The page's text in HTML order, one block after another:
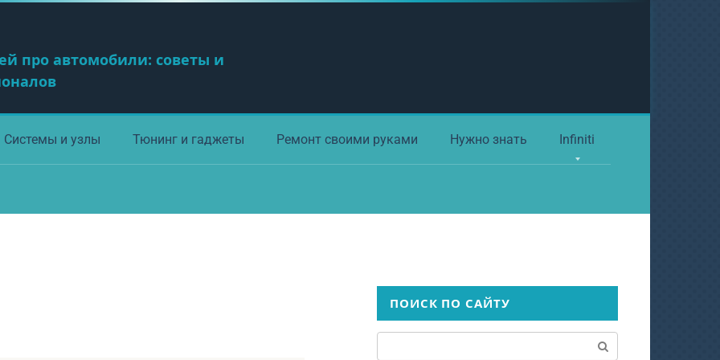
про автомобили: советы и
Системы и узлы Тюнинг и гаджеты Ремонт своими руками Нужно знать Infiniti
ПОИСК ПО САЙТУ